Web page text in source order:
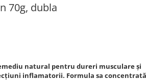
70g, dubla
natural pentru dureri musculare și
inflamatorii. Formula sa concentrată